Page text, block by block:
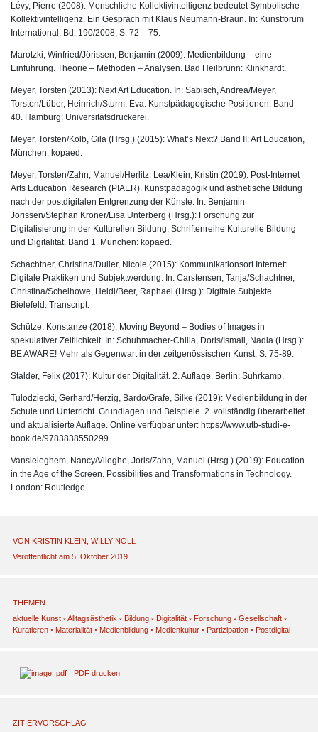
Lévy, Pierre (2008): Menschliche Kollektivintelligenz bedeutet Symbolische
Kollektivintelligenz. Ein Gespräch mit Klaus Neumann-Braun. In: Kunstforum
International, Bd. 190/2008, S. 72 – 75.
Marotzki, Winfried/Jörissen, Benjamin (2009): Medienbildung – eine
Einführung. Theorie – Methoden – Analysen. Bad Heilbrunn: Klinkhardt.
Meyer, Torsten (2013): Next Art Education. In: Sabisch, Andrea/Meyer,
Torsten/Lüber, Heinrich/Sturm, Eva: Kunstpädagogische Positionen. Band
40. Hamburg: Universitätsdruckerei.
Meyer, Torsten/Kolb, Gila (Hrsg.) (2015): What’s Next? Band II: Art Education,
München: kopaed.
Meyer, Torsten/Zahn, Manuel/Herlitz, Lea/Klein, Kristin (2019): Post-Internet
Arts Education Research (PIAER). Kunstpädagogik und ästhetische Bildung
nach der postdigitalen Entgrenzung der Künste. In: Benjamin
Jörissen/Stephan Kröner/Lisa Unterberg (Hrsg.): Forschung zur
Digitalisierung in der Kulturellen Bildung. Schriftenreihe Kulturelle Bildung
und Digitalität. Band 1. München: kopaed.
Schachtner, Christina/Duller, Nicole (2015): Kommunikationsort Internet:
Digitale Praktiken und Subjektwerdung. In: Carstensen, Tanja/Schachtner,
Christina/Schelhowe, Heidi/Beer, Raphael (Hrsg.): Digitale Subjekte.
Bielefeld: Transcript.
Schütze, Konstanze (2018): Moving Beyond – Bodies of Images in
spekulativer Zeitlichkeit. In: Schuhmacher-Chilla, Doris/Ismail, Nadia (Hrsg.):
BE AWARE! Mehr als Gegenwart in der zeitgenössischen Kunst, S. 75-89.
Stalder, Felix (2017): Kultur der Digitalität. 2. Auflage. Berlin: Suhrkamp.
Tulodziecki, Gerhard/Herzig, Bardo/Grafe, Silke (2019): Medienbildung in der
Schule und Unterricht. Grundlagen und Beispiele. 2. vollständig überarbeitet
und aktualisierte Auflage. Online verfügbar unter: https://www.utb-studi-e-
book.de/9783838550299
Vansieleghem, Nancy/Vlieghe, Joris/Zahn, Manuel (Hrsg.) (2019): Education
in the Age of the Screen. Possibilities and Transformations in Technology.
London: Routledge.
VON KRISTIN KLEIN
WILLY NOLL
Veröffentlicht am 5. Oktober 2019
THEMEN
aktuelle Kunst ◦Alltagsästhetik ◦ Bildung ◦ Digitalität ◦ Forschung ◦ Gesellschaft ◦
Kuratieren ◦ Materialität ◦ Medienbildung ◦ Medienkultur ◦ Partizipation ◦ Postdigital
PDF drucken
ZITIERVORSCHLAG